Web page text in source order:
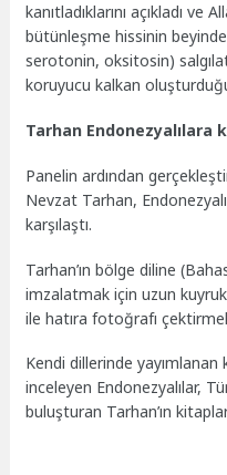
kanıtladıklarını açıkladı ve
bütünleşme hissinin
serotonin, oksitosin)
koruyucu kalkan
Tarhan Endonezyalılara
Panelin ardından
Nevzat Tarhan,
karşılaştı.
Tarhan’ın bölge diline
imzalatmak için uzun
ile hatıra fotoğrafı
Kendi dillerinde
inceleyen Endonezyalılar,
buluşturan Tarhan’ın